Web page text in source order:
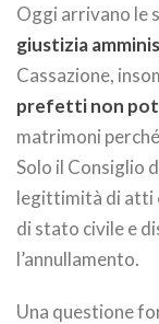
Oggi arrivano le
giustizia
Cassazione,
prefetti non
matrimoni perché
Solo il Consiglio
legittimità di atti
di stato civile e
l’annullamento.
Una questione